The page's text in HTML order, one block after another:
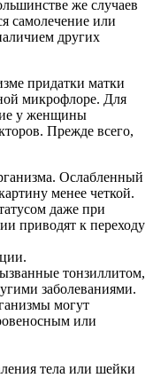
же случаев
самолечение или
других
придатки матки
микрофлоре. Для
у женщины
Прежде всего,
Ослабленный
менее четкой.
даже при
приводят к переходу
тонзиллитом,
заболеваниями.
могут
или
тела или шейки